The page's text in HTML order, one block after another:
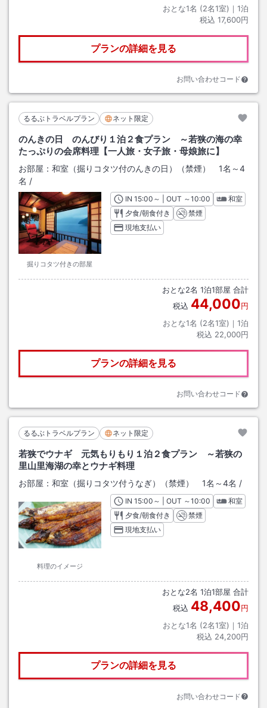
おとな1名 (2名1室)｜ 1泊
税込 17,600円
プランの詳細を見る
お問い合わせコード
るるぶトラベルプラン ネット限定
のんきの日 のんびり１泊２食プラン ～若狭の海の幸
たっぷりの会席料理【一人旅・女子旅・母娘旅に】
お部屋： 和室（掘りコタツ付のんきの日）（禁煙） 1名～4
名 /
掘りコタツ付きの部屋
INチェックイン
15:00 ～ | OUT チェックアウト
～10:00
和室
夕食/朝食付き
禁煙
現地支払い
おとな2名 1泊1部屋 合計
税込 44,000円
おとな1名 (2名1室)｜ 1泊
税込 22,000円
プランの詳細を見る
お問い合わせコード
るるぶトラベルプラン ネット限定
若狭でウナギ 元気もりもり１泊２食プラン ～若狭の
里山里海湖の幸とウナギ料理
お部屋： 和室（掘りコタツ付うなぎ）（禁煙） 1名～4名 /
料理のイメージ
INチェックイン
15:00 ～ | OUT チェックアウト
～10:00
和室
夕食/朝食付き
禁煙
現地支払い
おとな2名 1泊1部屋 合計
税込 48,400円
おとな1名 (2名1室)｜ 1泊
税込 24,200円
プランの詳細を見る
お問い合わせコード